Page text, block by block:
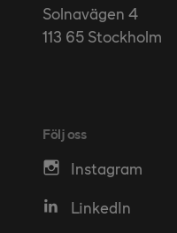
Solnavägen 4
113 65 Stockholm
Följ oss
Instagram
LinkedIn